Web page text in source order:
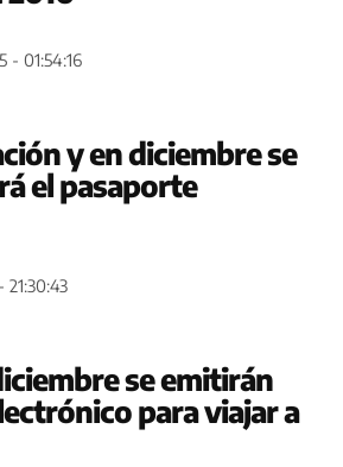
- 01:54:16
y en diciembre se
el pasaporte
21:30:43
se emitirán
para viajar a